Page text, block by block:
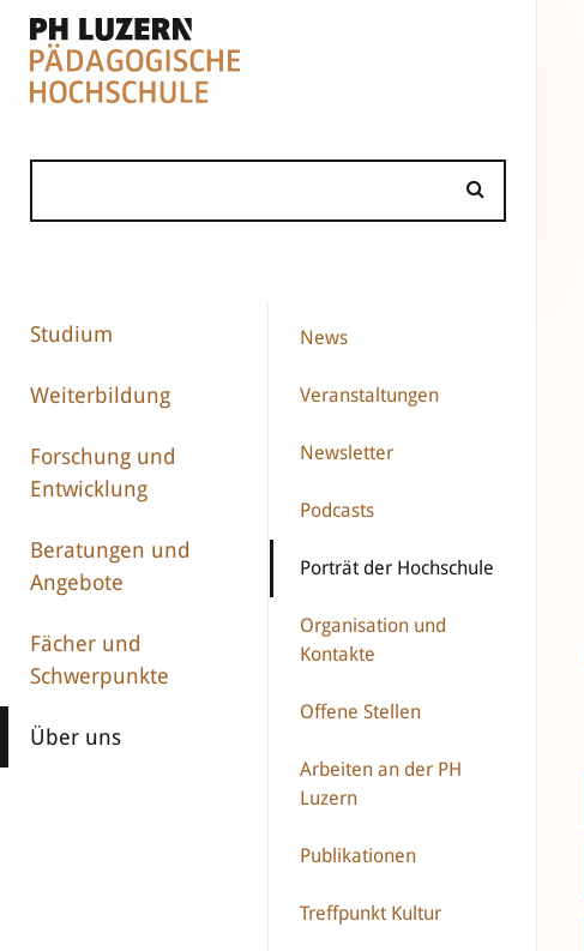
Studium
Weiterbildung
Forschung und
Entwicklung
Beratungen und
Angebote
Fächer und
Schwerpunkte
Über uns
News
Veranstaltungen
Newsletter
Podcasts
Porträt der Hochschule
Organisation und
Kontakte
Offene Stellen
Arbeiten an der PH
Luzern
Publikationen
Treffpunkt Kultur